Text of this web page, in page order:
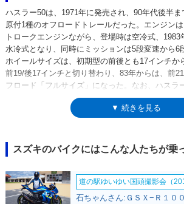
ハスラー50は、1971年に発売され、90年代後半
原付1種のオフロードトレールだった。エンジン
トロークエンジンながら、登場時は空冷式、
水冷式となり、同時にミッションは5段変速から6
ホイールサイズは、初期型の前後とも17インチか
前19/後17インチと切り替わり、83年からは、前
フロード「フルサイズ」になった。なお、ハスラ
いい意味で使われるものではない（ギャンブラー
ット（山賊）」や「デスペラード（無法者）」の
の由来には、「あらゆる事に行動的に取り組み、
イメージで、このクルマと重ね合わせました」と
はかなりかけ離れたイメージだが、21世紀に「ギ
しなかったはず。
▼ 続きを見る
スズキのバイクにはこんな人たちが乗
道の駅ゆいゆい国頭撮影会（
石ちゃんさん:ＧＳＸ−Ｒ１０